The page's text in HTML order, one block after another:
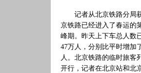
记者从北京铁路分局
京铁路已经进入了春运的
峰期。昨天上下车总人数
47万人，分别比平时增加
人。北京铁路的临时旅客
开行，记者在北京站和北